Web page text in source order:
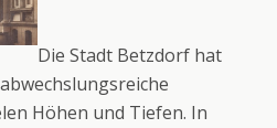
Die Stadt Betzdorf hat
Höhen und Tiefen. In